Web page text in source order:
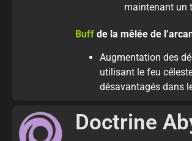
maintenant un
Buffde la mêlée de
Augmentation des
utilisant le feu
désavantagés dans
Doctrine